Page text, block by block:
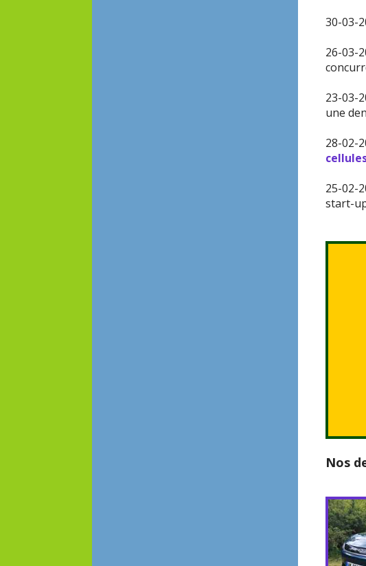
30-03-
26-03-
23-03-
une
28-02-
25-02-
start-
Nos